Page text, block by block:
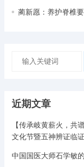
蔺新愿：养护脊椎
近期文章
【传承岐黄薪火，共
文化节暨五神辨证临
中国国医大师石学敏